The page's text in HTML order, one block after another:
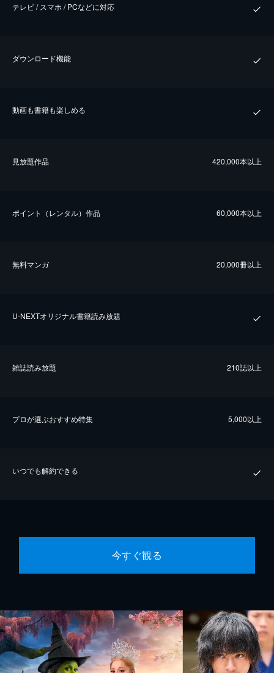
テレビ / スマホ / PCなどに対応
ダウンロード機能
動画も書籍も楽しめる
⾒放題作品 420,000本以上
ポイント（レンタル）作品 60,000本以上
無料マンガ 20,000冊以上
U-NEXTオリジナル書籍読み放題
雑誌読み放題 210誌以上
プロが選ぶおすすめ特集 5,000以上
いつでも解約できる
今すぐ観る